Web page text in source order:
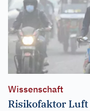
Wissenschaft
Risikofaktor Luft